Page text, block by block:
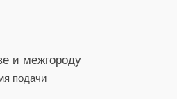
и межгороду
подачи